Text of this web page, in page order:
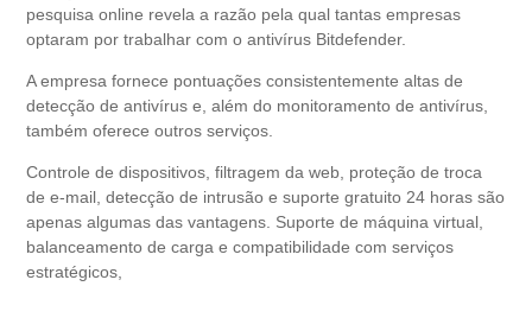
pesquisa online revela a razão pela qual tantas empresas
optaram por trabalhar com o antivírus Bitdefender.
A empresa fornece pontuações consistentemente altas de
detecção de antivírus e, além do monitoramento de antivírus,
também oferece outros serviços.
Controle de dispositivos, filtragem da web, proteção de troca
de e-mail, detecção de intrusão e suporte gratuito 24 horas são
apenas algumas das vantagens. Suporte de máquina virtual,
balanceamento de carga e compatibilidade com serviços
estratégicos,